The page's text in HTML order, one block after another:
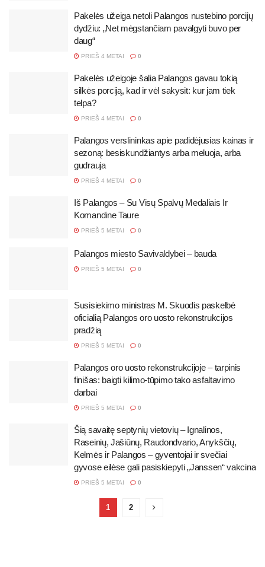
Pakelės užeiga netoli Palangos nustebino porcijų
dydžiu: „Net mėgstančiam pavalgyti buvo per
daug“
PRIEŠ 4 METAI 0
Pakelės užeigoje šalia Palangos gavau tokią
silkės porciją, kad ir vėl sakysit: kur jam tiek
telpa?
PRIEŠ 4 METAI 0
Palangos verslininkas apie padidėjusias kainas ir
sezoną: besiskundžiantys arba meluoja, arba
gudrauja
PRIEŠ 4 METAI 0
Iš Palangos – Su Visų Spalvų Medaliais Ir
Komandine Taure
PRIEŠ 5 METAI 0
Palangos miesto Savivaldybei – bauda
PRIEŠ 5 METAI 0
Susisiekimo ministras M. Skuodis paskelbė
oficialią Palangos oro uosto rekonstrukcijos
pradžią
PRIEŠ 5 METAI 0
Palangos oro uosto rekonstrukcijoje – tarpinis
finišas: baigti kilimo-tūpimo tako asfaltavimo
darbai
PRIEŠ 5 METAI 0
Šią savaitę septynių vietovių – Ignalinos,
Raseinių, Jašiūnų, Raudondvario, Anykščių,
Kelmės ir Palangos – gyventojai ir svečiai
gyvose eilėse gali pasiskiepyti „Janssen“ vakcina
PRIEŠ 5 METAI 0
1 2